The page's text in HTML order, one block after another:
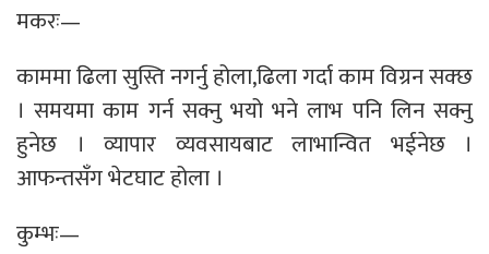
मकरः—
काममा ढिला सुस्ति नगर्नु होला,ढिला गर्दा काम विग्रन सक्छ
। समयमा काम गर्न सक्नु भयो भने लाभ पनि लिन सक्नु
हुनेछ । व्यापार व्यवसायबाट लाभान्वित भईनेछ ।
आफन्तसँग भेटघाट होला ।
कुम्भः—